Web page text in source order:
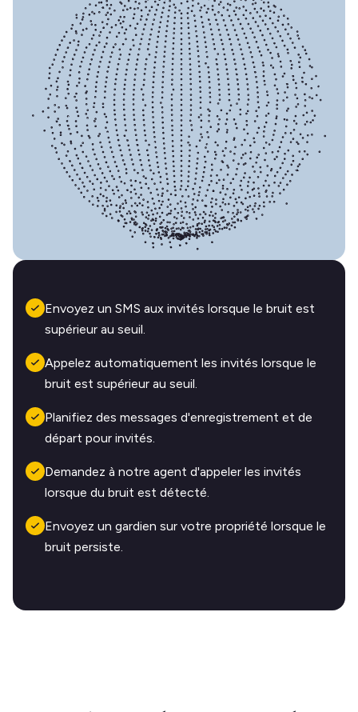
Envoyez un SMS aux invités lorsque le bruit est
supérieur au seuil.
Appelez automatiquement les invités lorsque le
bruit est supérieur au seuil.
Planifiez des messages d'enregistrement et de
départ pour invités.
Demandez à notre agent d'appeler les invités
lorsque du bruit est détecté.
Envoyez un gardien sur votre propriété lorsque le
bruit persiste.